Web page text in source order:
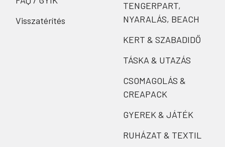
Visszatérítés
TENGERPART,
NYARALÁS, BEACH
KERT & SZABADIDŐ
TÁSKA & UTAZÁS
CSOMAGOLÁS &
CREAPACK
GYEREK & JÁTÉK
RUHÁZAT & TEXTIL